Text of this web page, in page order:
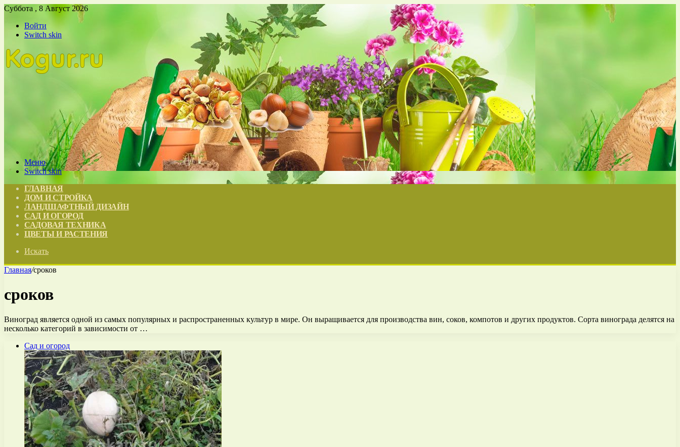
Суббота , 8 Август 2026
Войти
Switch skin
Меню
Switch skin
ГЛАВНАЯ
ДОМ И СТРОЙКА
ЛАНДШАФТНЫЙ ДИЗАЙН
САД И ОГОРОД
САДОВАЯ ТЕХНИКА
ЦВЕТЫ И РАСТЕНИЯ
Искать
Главная/сроков
сроков
Виноград является одной из самых популярных и распространенных культур в мире. Он выращивается для производства вин, соков, компотов и других продуктов. Сорта винограда делятся на
несколько категорий в зависимости от …
Сад и огород